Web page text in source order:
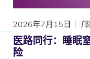
2026年7月15日
医路同行：睡眠
险